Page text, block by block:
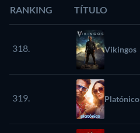
RANKING TÍTULO
318. Vikingos
319. Platónico